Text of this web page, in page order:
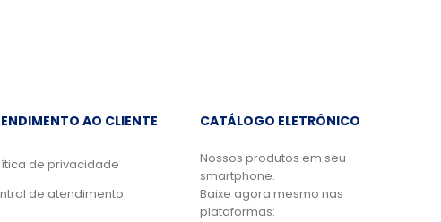
AO CLIENTE
de privacidade
de atendimento
CATÁLOGO ELETRÔNICO
Nossos produtos em seu
smartphone.
Baixe agora mesmo nas
plataformas: